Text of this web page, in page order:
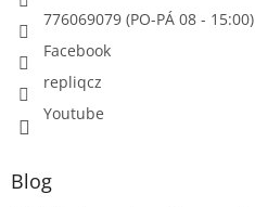
776069079 (PO-PÁ 08 - 15:00)
Facebook
repliqcz
Youtube
Blog